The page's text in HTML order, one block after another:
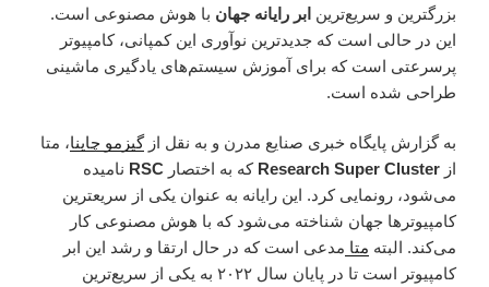
بزرگترین و سریع‌ترین ابر رایانه جهان با هوش مصنوعی است.
این در حالی است که جدیدترین نوآوری این کمپانی، کامپیوتر
پرسرعتی است که برای آموزش سیستم‌های یادگیری ماشینی
طراحی شده است.
به گزارش پایگاه خبری صنایع مدرن و به نقل ازگیزمو چاینا، متا
از Research Super Cluster که به اختصار RSC نامیده
می‌شود، رونمایی کرد. این رایانه به عنوان یکی از سریعترین
کامپیوترها جهان شناخته می‌شود که با هوش مصنوعی کار
می‌کند. البته متا مدعی است که در حال ارتقا و رشد این ابر
کامپیوتر است تا در پایان سال ۲۰۲۲ به یکی از سریع‌ترین